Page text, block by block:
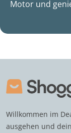
Motor und
Willkommen im
ausgehen und